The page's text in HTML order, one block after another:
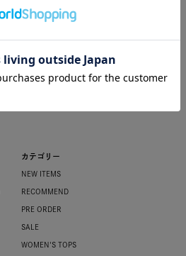
カテゴリー
NEW ITEMS
RECOMMEND
PRE ORDER
SALE
WOMEN'S TOPS